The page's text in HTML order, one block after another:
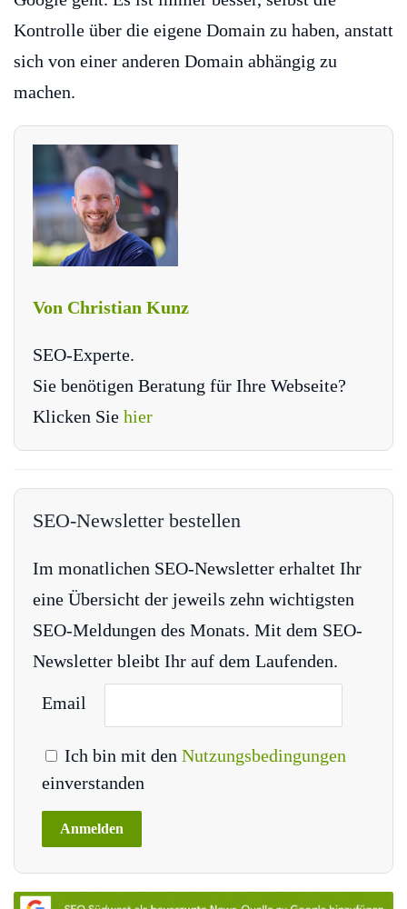
Kontrolle über die eigene Domain zu haben, anstatt
sich von einer anderen Domain abhängig zu
machen.
Von Christian Kunz
SEO-Experte.
Sie benötigen Beratung für Ihre Webseite?
Klicken Sie hier
SEO-Newsletter bestellen
Im monatlichen SEO-Newsletter erhaltet Ihr
eine Übersicht der jeweils zehn wichtigsten
SEO-Meldungen des Monats. Mit dem SEO-
Newsletter bleibt Ihr auf dem Laufenden.
Email
Ich bin mit den Nutzungsbedingungen
einverstanden